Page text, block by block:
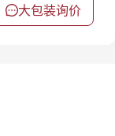
大包装询价